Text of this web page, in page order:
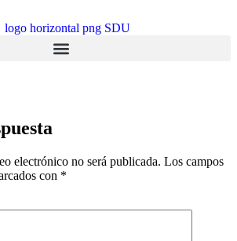
electrónico no será publicada. Los campos
con *